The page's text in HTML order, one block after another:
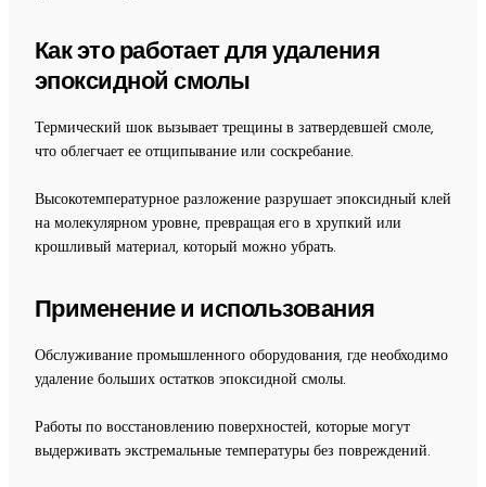
Как это работает для удаления
эпоксидной смолы
Термический шок вызывает трещины в затвердевшей смоле,
что облегчает ее отщипывание или соскребание.
Высокотемпературное разложение разрушает эпоксидный клей
на молекулярном уровне, превращая его в хрупкий или
крошливый материал, который можно убрать.
Применение и использования
Обслуживание промышленного оборудования, где необходимо
удаление больших остатков эпоксидной смолы.
Работы по восстановлению поверхностей, которые могут
выдерживать экстремальные температуры без повреждений.